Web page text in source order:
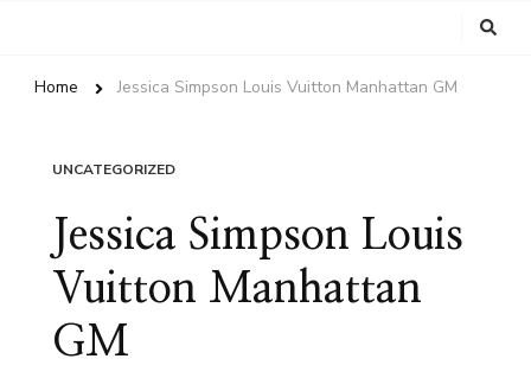
Home Jessica Simpson Louis Vuitton Manhattan GM
UNCATEGORIZED
Jessica Simpson Louis
Vuitton Manhattan
GM